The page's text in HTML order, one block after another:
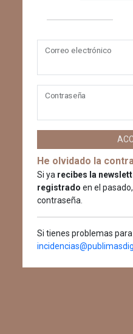
Correo electrónico
Contraseña
He olvidado la
Si ya recibes la
registrado en el
contraseña.
Si tienes problemas